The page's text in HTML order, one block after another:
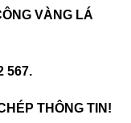
VÀNG LÁ
567.
THÔNG TIN!